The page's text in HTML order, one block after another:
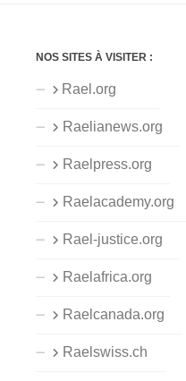
NOS SITES À VISITER :
Rael.org
Raelianews.org
Raelpress.org
Raelacademy.org
Rael-justice.org
Raelafrica.org
Raelcanada.org
Raelswiss.ch